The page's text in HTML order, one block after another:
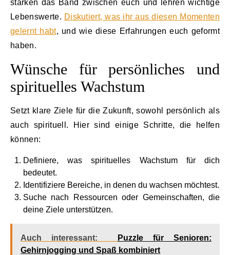
stärken das Band zwischen euch und lehren wichtige
Lebenswerte. Diskutiert, was ihr aus diesen Momenten
gelernt habt, und wie diese Erfahrungen euch geformt
haben.
Wünsche für persönliches und
spirituelles Wachstum
Setzt klare Ziele für die Zukunft, sowohl persönlich als
auch spirituell. Hier sind einige Schritte, die helfen
können:
Definiere, was spirituelles Wachstum für dich
bedeutet.
Identifiziere Bereiche, in denen du wachsen möchtest.
Suche nach Ressourcen oder Gemeinschaften, die
deine Ziele unterstützen.
Auch interessant:
Puzzle für Senioren:
Gehirnjogging und Spaß kombiniert